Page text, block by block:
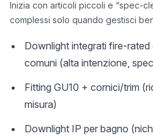
Inizia con articoli piccoli e “spec-
complessi solo quando gestisci
Downlight integrati fire-
comuni (alta intenzione,
Fitting GU10 + cornici/trim
misura)
Downlight IP per bagno